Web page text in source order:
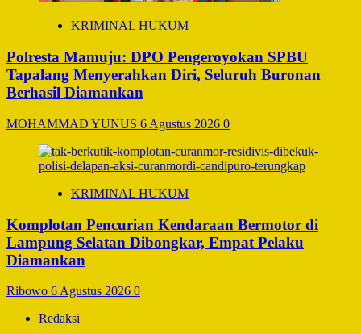
KRIMINAL HUKUM
Polresta Mamuju: DPO Pengeroyokan SPBU
Tapalang Menyerahkan Diri, Seluruh Buronan
Berhasil Diamankan
MOHAMMAD YUNUS 6 Agustus 2026 0
KRIMINAL HUKUM
Komplotan Pencurian Kendaraan Bermotor di
Lampung Selatan Dibongkar, Empat Pelaku
Diamankan
Ribowo 6 Agustus 2026 0
Redaksi